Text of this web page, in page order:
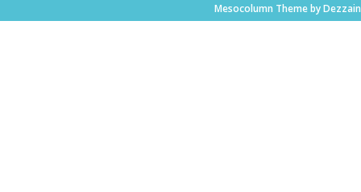
Mesocolumn Theme by Dezzain